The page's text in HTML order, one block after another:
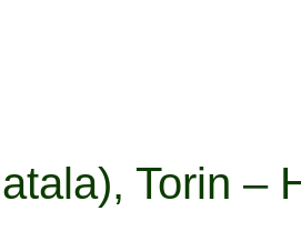
Torin –